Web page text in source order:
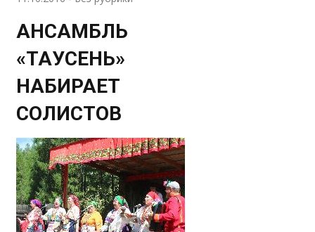
АНСАМБЛЬ
«ТАУСЕНЬ»
НАБИРАЕТ
СОЛИСТОВ